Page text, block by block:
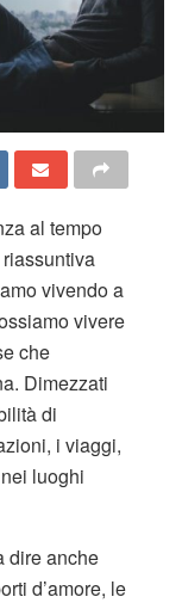
al tempo
vivendo a
vivere
che
Dimezzati
di
i viaggi,
luoghi
dire anche
d’amore, le